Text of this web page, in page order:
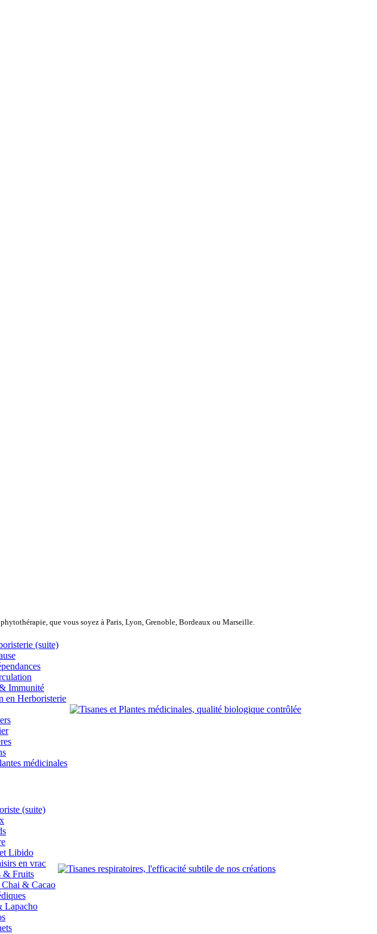
que vous soyez à Paris, Lyon, Grenoble, Bordeaux ou Marseille.
(suite)
Immunité
en Herboristerie
médicinales
(suite)
Libido
en vrac
& Fruits
& Cacao
Lapacho